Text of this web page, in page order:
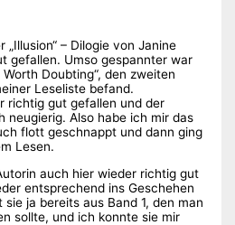
– Dilogie von Janine
gefallen. Umso gespannter war
Doubting“, den zweiten
Leseliste befand.
richtig gut gefallen und der
neugierig. Also habe ich mir das
flott geschnappt und dann ging
Lesen.
auch hier wieder richtig gut
entsprechend ins Geschehen
ja bereits aus Band 1, den man
sollte, und ich konnte sie mir